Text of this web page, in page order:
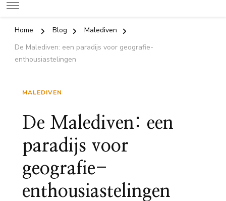
Home Blog
Malediven
De Malediven: een paradijs voor geografie-
enthousiastelingen
MALEDIVEN
De Malediven: een
paradijs voor
geografie-
enthousiastelingen